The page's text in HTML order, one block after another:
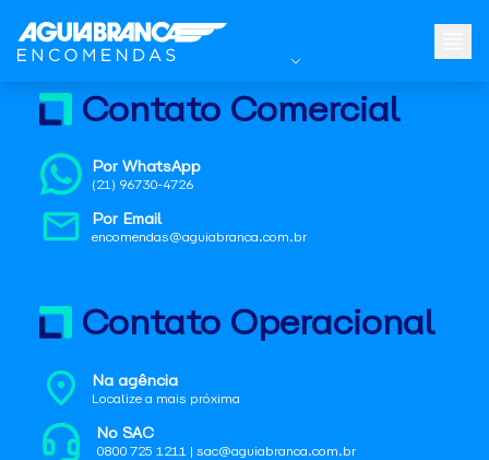
Contato Comercial
Por WhatsApp
(21) 96730-4726
Por Email
encomendas@aguiabranca.com.br
Contato Operacional
Na agência
Localize a mais próxima
No SAC
0800 725 1211 | sac@aguiabranca.com.br